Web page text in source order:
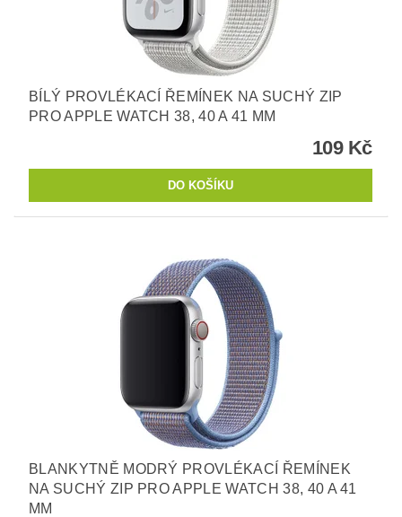
BÍLÝ PROVLÉKACÍ ŘEMÍNEK NA SUCHÝ ZIP
PRO APPLE WATCH 38, 40 A 41 MM
109 Kč
BLANKYTNĚ MODRÝ PROVLÉKACÍ ŘEMÍNEK
NA SUCHÝ ZIP PRO APPLE WATCH 38, 40 A 41
MM